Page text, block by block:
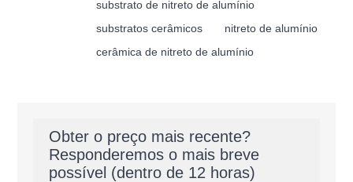
substrato de nitreto de alumínio
substratos cerâmicos
nitreto de alumínio
cerâmica de nitreto de alumínio
Obter o preço mais recente?
Responderemos o mais breve
possível (dentro de 12 horas)